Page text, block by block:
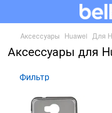
Аксессуары Huawei Для
Аксессуары для
Фильтр